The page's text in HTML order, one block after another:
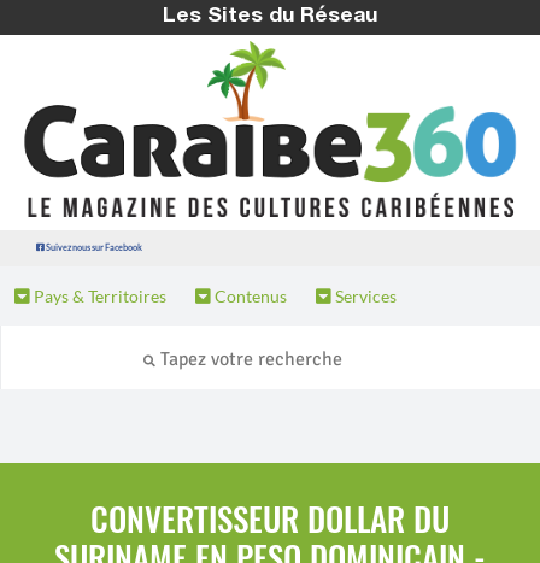
Les Sites du Réseau
Suivez nous sur Facebook
Pays & Territoires Contenus Services
CONVERTISSEUR DOLLAR DU